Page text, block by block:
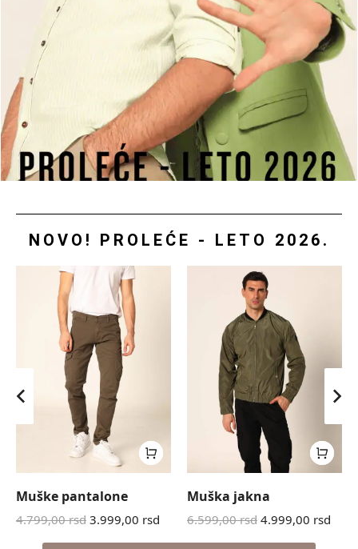
NOVO! PROLEĆE - LETO 2026.
Muške pantalone
4.799,00rsd 3.999,00 rsd
Muška jakna
6.599,00rsd 4.999,00 rsd